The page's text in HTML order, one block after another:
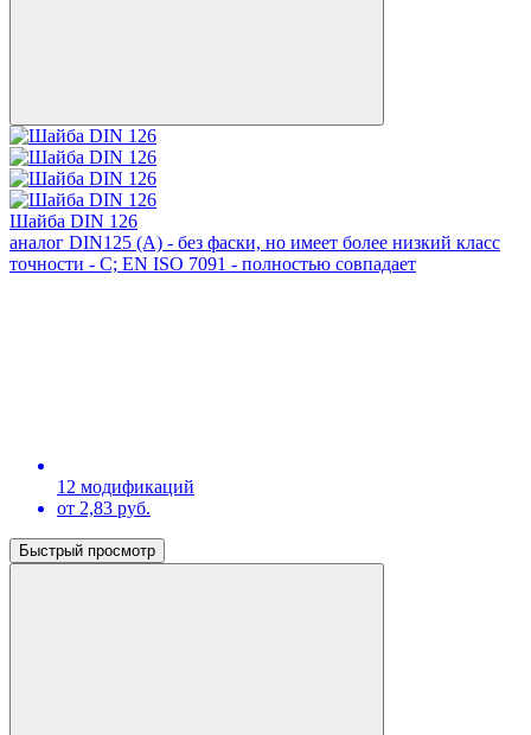
Шайба DIN 126
аналог DIN125 (А) - без фаски, но имеет более низкий класс
точности - С; EN ISO 7091 - полностью совпадает
12 модификаций
от 2,83 руб.
Быстрый просмотр